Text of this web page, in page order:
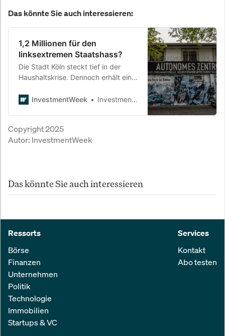
Das könnte Sie auch interessieren:
1,2 Millionen für den
linksextremen Staatshass?
Die Stadt Köln steckt tief in der
Haushaltskrise. Dennoch erhält ein
Zentrum eine Erbpacht, Zuschüsse
umstrittenen Deal?
InvestmentWeek InvestmentWeek
Copyright 2025
Autor: InvestmentWeek
Das könnte Sie auch interessieren
Ressorts
Börse
Finanzen
Unternehmen
Politik
Technologie
Immobilien
Startups & VC
Services
Kontakt
Abo testen